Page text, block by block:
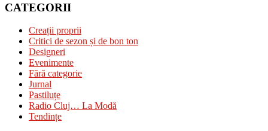
CATEGORII
Creații proprii
Critici de sezon și de bon ton
Designeri
Evenimente
Fără categorie
Jurnal
Pastiluțe
Radio Cluj… La Modă
Tendințe